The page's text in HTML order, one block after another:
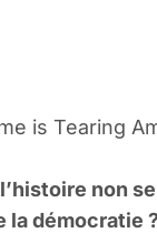
is Tearing
non
démocratie